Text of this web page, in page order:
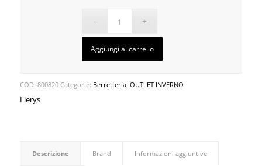
Aggiungi al carrello
COD: 800820 Categorie: Berretteria, OUTLET INVERNO
Lierys
Descrizione Brand Informazioni aggiuntive